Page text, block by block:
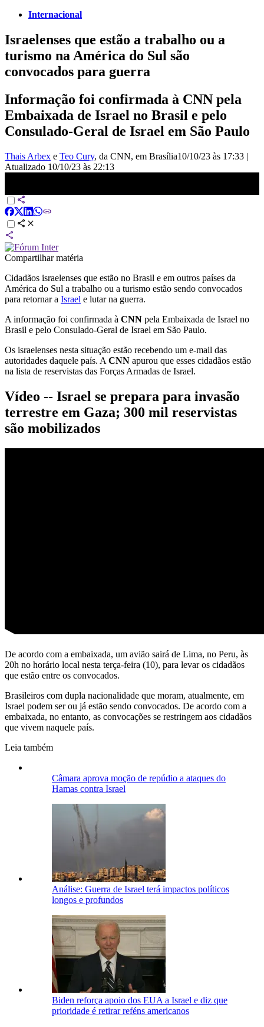
Internacional
Israelenses que estão a trabalho ou a
turismo na América do Sul são
convocados para guerra
Informação foi confirmada à CNN pela
Embaixada de Israel no Brasil e pelo
Consulado-Geral de Israel em São Paulo
Thais Arbex e Teo Cury, da CNN, em Brasília10/10/23 às 17:33 |
Atualizado 10/10/23 às 22:13
Compartilhar matéria
Cidadãos israelenses que estão no Brasil e em outros países da
América do Sul a trabalho ou a turismo estão sendo convocados
para retornar a Israel e lutar na guerra.
A informação foi confirmada à CNN pela Embaixada de Israel no
Brasil e pelo Consulado-Geral de Israel em São Paulo.
Os israelenses nesta situação estão recebendo um e-mail das
autoridades daquele país. A CNN apurou que esses cidadãos estão
na lista de reservistas das Forças Armadas de Israel.
Vídeo -- Israel se prepara para invasão
terrestre em Gaza; 300 mil reservistas
são mobilizados
De acordo com a embaixada, um avião sairá de Lima, no Peru, às
20h no horário local nesta terça-feira (10), para levar os cidadãos
que estão entre os convocados.
Brasileiros com dupla nacionalidade que moram, atualmente, em
Israel podem ser ou já estão sendo convocados. De acordo com a
embaixada, no entanto, as convocações se restringem aos cidadãos
que vivem naquele país.
Leia também
Câmara aprova moção de repúdio a ataques do
Hamas contra Israel
Análise: Guerra de Israel terá impactos políticos
longos e profundos
Biden reforça apoio dos EUA a Israel e diz que
prioridade é retirar reféns americanos